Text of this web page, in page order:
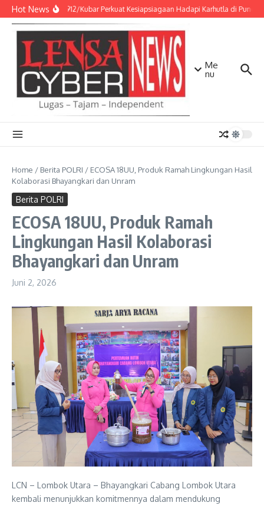
Lewati ke konten
Hot NewsKodim 0912/Kubar Perkuat Kesiapsiagaan Hadapi Karhutla di Puncak
Me
nu
Home / Berita POLRI / ECOSA 18UU, Produk Ramah Lingkungan Hasil
Kolaborasi Bhayangkari dan Unram
Berita POLRI
ECOSA 18UU, Produk Ramah
Lingkungan Hasil Kolaborasi
Bhayangkari dan Unram
Juni 2, 2026
LCN – Lombok Utara – Bhayangkari Cabang Lombok Utara
kembali menunjukkan komitmennya dalam mendukung